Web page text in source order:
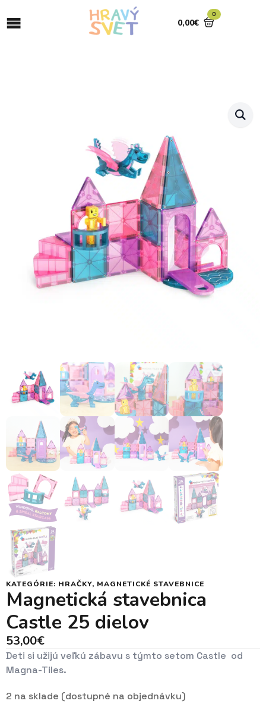
0,00€
0
KATEGÓRIE: HRAČKY, MAGNETICKÉ STAVEBNICE
Magnetická stavebnica
Castle 25 dielov
53,00€
Deti si užijú veľkú zábavu s týmto setom Castle od
Magna-Tiles.
2 na sklade (dostupné na objednávku)